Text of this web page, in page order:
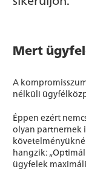
Mert
A
nélküli
Éppen ezért
olyan partnernek
hangzik:
ügyfelek